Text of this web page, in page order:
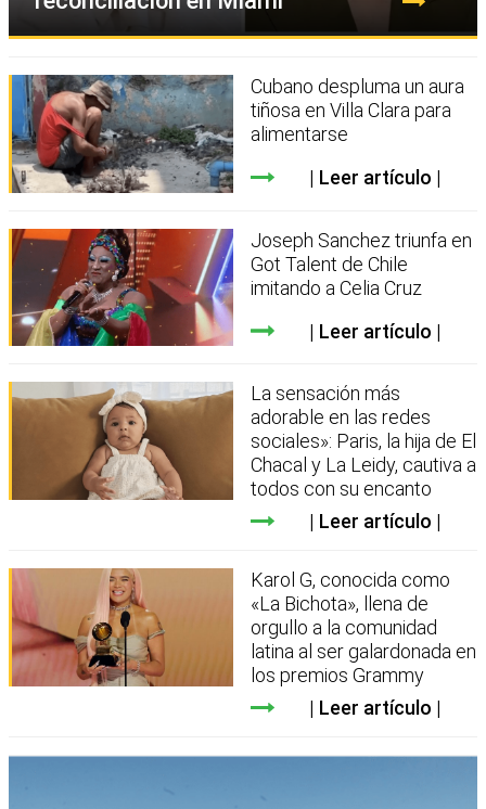
Cubano despluma un aura
tiñosa en Villa Clara para
alimentarse
Leer artículo
Joseph Sanchez triunfa en
Got Talent de Chile
imitando a Celia Cruz
Leer artículo
La sensación más
adorable en las redes
sociales»: Paris, la hija de El
Chacal y La Leidy, cautiva a
todos con su encanto
Leer artículo
Karol G, conocida como
«La Bichota», llena de
orgullo a la comunidad
latina al ser galardonada en
los premios Grammy
Leer artículo